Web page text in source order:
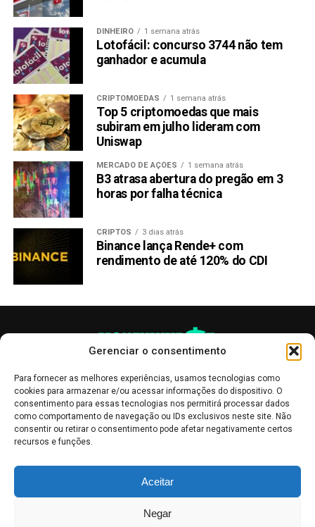
Gerenciar o consentimento
Para fornecer as melhores experiências, usamos tecnologias como
cookies para armazenar e/ou acessar informações do dispositivo. O
consentimento para essas tecnologias nos permitirá processar dados
como comportamento de navegação ou IDs exclusivos neste site. Não
consentir ou retirar o consentimento pode afetar negativamente certos
recursos e funções.
Aceitar
Negar
DINHEIRO 1 semana atrás
Lotofácil: concurso 3744 não tem
ganhador e acumula
CRIPTOMOEDAS 1 semana atrás
Top 5 criptomoedas que mais
subiram em julho lideram com
Uniswap
MERCADO DE AÇÕES 1 semana atrás
B3 atrasa abertura do pregão em 3
horas por falha técnica
CRIPTOS 3 dias atrás
Binance lança Rende+ com
rendimento de até 120% do CDI
informativo, servindo como boletins de divulgação, e não devem ser
interpretadas como recomendações de investimento.Leia mais
Bolsa de Valores